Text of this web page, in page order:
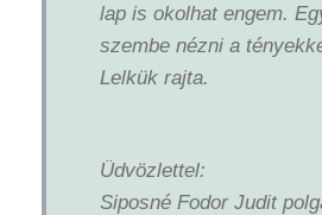
lap is okolhat engem.
szembe nézni a
Lelkük rajta.
Üdvözlettel:
Siposné Fodor Judit